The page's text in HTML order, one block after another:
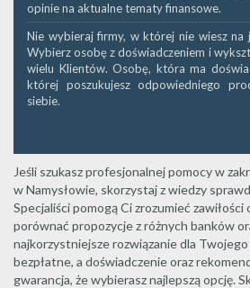
opinie na aktualne tematy finansowe.
Nie wybieraj firmy, w której nie wiesz na
Wybierz osobę z doświadczeniem i
wielu Klientów. Osobę, która ma
której poszukujesz odpowiedniego
siebie.
Jeśli szukasz profesjonalnej pomocy w
w Namysłowie, skorzystaj z wiedzy
Specjaliści pomogą Ci zrozumieć
porównać propozycje z różnych banków
najkorzystniejsze rozwiązanie dla
bezpłatne, a doświadczenie oraz
gwarancja, że wybierasz najlepszą opcję.